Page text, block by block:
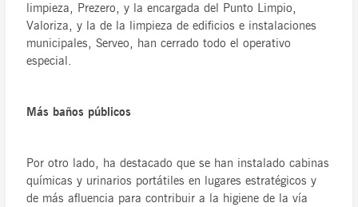
limpieza, Prezero, y la encargada del Punto Limpio,
Valoriza, y la de la limpieza de edificios e instalaciones
municipales, Serveo, han cerrado todo el operativo
especial.
Más baños públicos
Por otro lado, ha destacado que se han instalado cabinas
químicas y urinarios portátiles en lugares estratégicos y
de más afluencia para contribuir a la higiene de la vía